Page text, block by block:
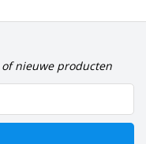
nieuwe producten